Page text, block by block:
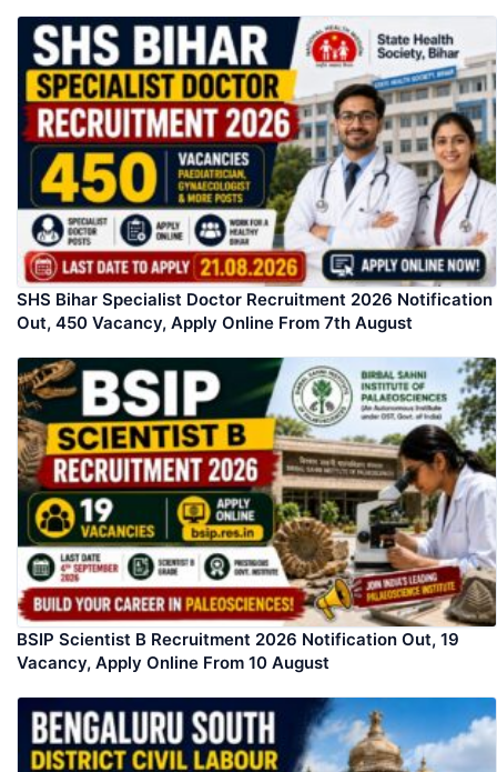
SHS Bihar Specialist Doctor Recruitment 2026 Notification
Out, 450 Vacancy, Apply Online From 7th August
BSIP Scientist B Recruitment 2026 Notification Out, 19
Vacancy, Apply Online From 10 August